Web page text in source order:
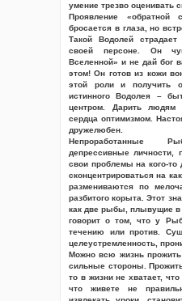
умение трезво оценивать
Проявление «обратной
бросается в глаза, но
Такой Водолей
своей персоне. Он
Вселенной» и не дай бог
этом! Он готов из кожи
этой роли и получить
истинного Водолея –
центром. Дарить людям
сердца оптимизмом.
дружелюбен.
Непроработанные
депрессивные личности,
свои проблемы на кого-то
сконцентрироваться на
размениваются по
разбитого корыта. Этот
как две рыбы, плывущие в
говорит о том, что у
течению или против.
целеустремленность,
Можно всю жизнь
сильные стороны.
то в жизни не хватает,
что живете не